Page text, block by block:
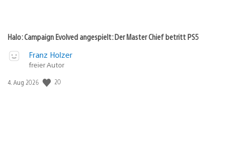
Halo: Campaign Evolved angespielt: Der Master Chief betritt PS5
Franz Holzer
freier Autor
Veröffentlichungsdatum:
4. Aug 2026 20